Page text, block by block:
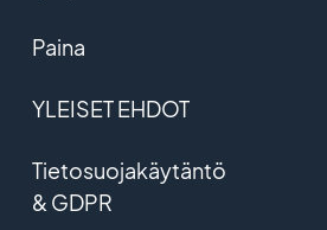
Paina
YLEISET EHDOT
Tietosuojakäytäntö
& GDPR